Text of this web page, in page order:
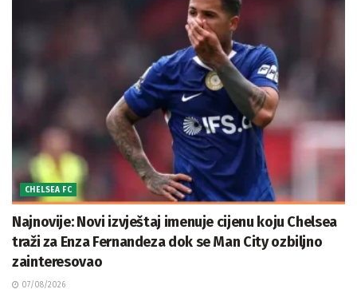
CHELSEA FC
Najnovije: Novi izvještaj imenuje cijenu koju Chelsea
traži za Enza Fernandeza dok se Man City ozbiljno
zainteresovao
07/08/2026